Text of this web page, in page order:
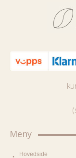
Meny
Hovedside